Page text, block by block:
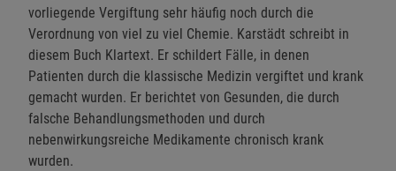
vorliegende Vergiftung sehr häufig noch durch die
Verordnung von viel zu viel Chemie. Karstädt schreibt in
diesem Buch Klartext. Er schildert Fälle, in denen
Patienten durch die klassische Medizin vergiftet und krank
gemacht wurden. Er berichtet von Gesunden, die durch
falsche Behandlungsmethoden und durch
nebenwirkungsreiche Medikamente chronisch krank
wurden.